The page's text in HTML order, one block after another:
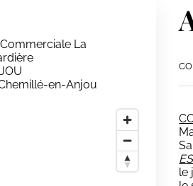
La
en-Anjou
le